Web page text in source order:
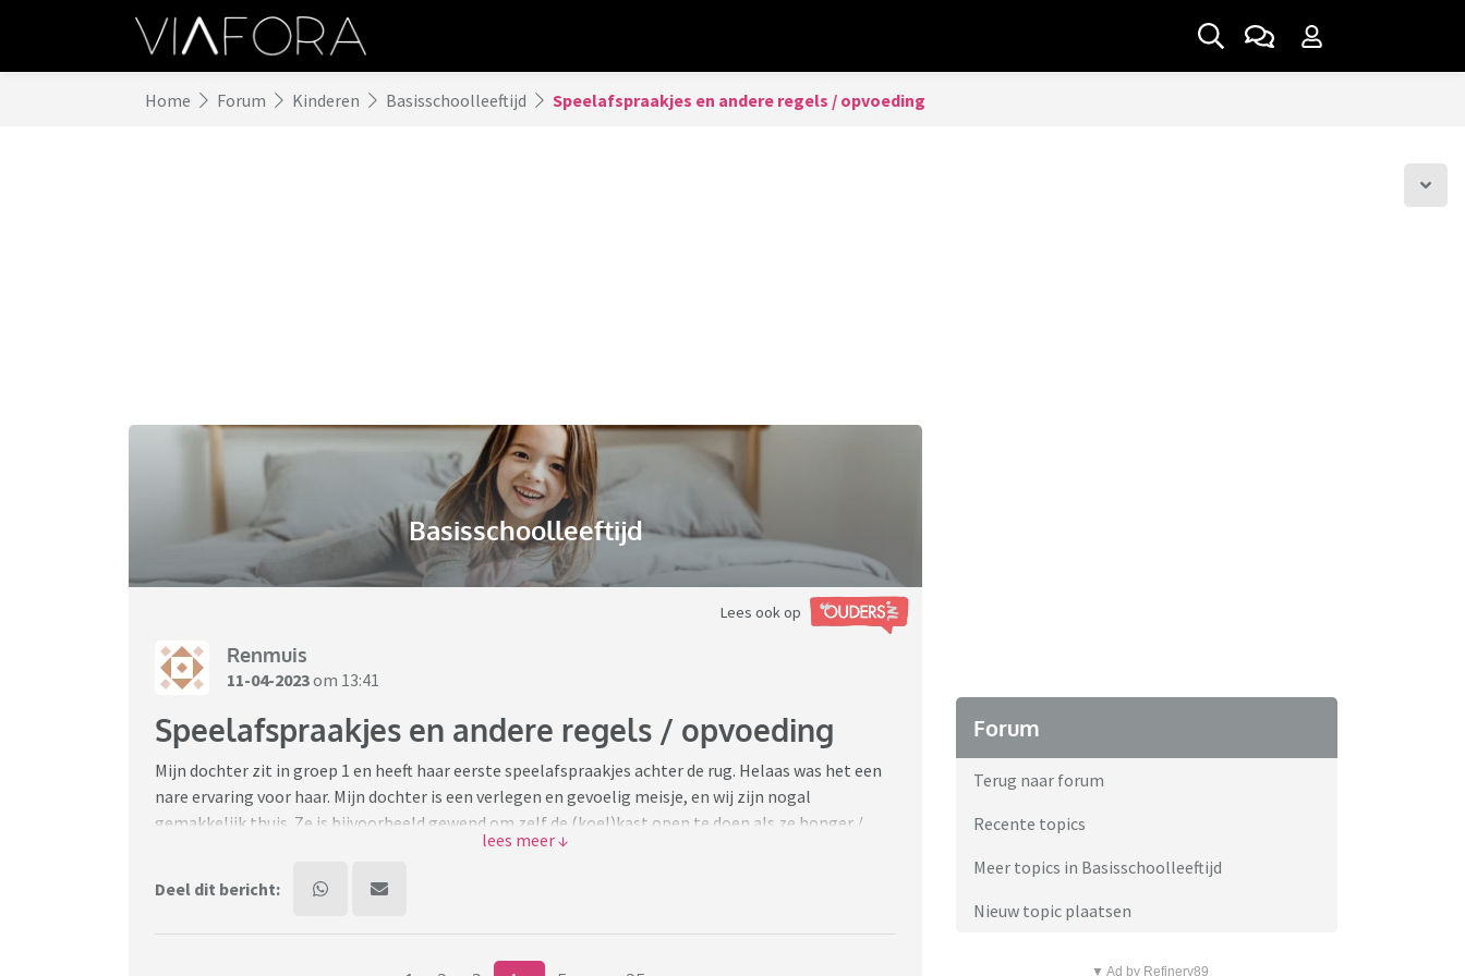
Home Forum Kinderen Basisschoolleeftijd Speelafspraakjes en andere regels / opvoeding
Basisschoolleeftijd
Lees ook op
Renmuis
11-04-2023om 13:41
Speelafspraakjes en andere regels / opvoeding
Mijn dochter zit in groep 1 en heeft haar eerste speelafspraakjes achter de rug. Helaas was het een
nare ervaring voor haar. Mijn dochter is een verlegen en gevoelig meisje, en wij zijn nogal
gemakkelijk thuis. Ze is bijvoorbeeld gewend om zelf de (koel)kast open te doen als ze honger /
dorst heeft en iets te pakken. Dat deed ze dus ook in haar totale onschuld bij een vriendje thuis,
(mijn dochter is iemand die het heel graag "goed" doet) en ze durft nu niet meer bij andere kindjes
Deel dit bericht:
Forum
Terug naar forum
Recente topics
Meer topics in Basisschoolleeftijd
Nieuw topic plaatsen
▼ Ad by Refinery89